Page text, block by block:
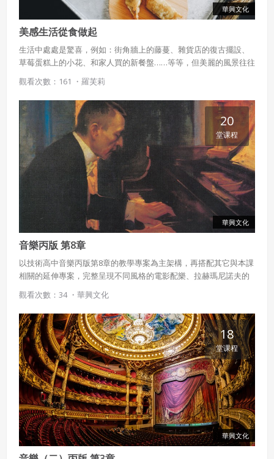
華興文化
美感生活從食做起
生活中處處是驚喜，例如：街角牆上的藤蔓、雜貨店的復古擺設、
草莓蛋糕上的小花、和家人買的新餐盤……等等，但美麗的風景往往
只留給願意放慢腳步觀察周遭的人，不過，要了解與體驗美並不困
難，從日常生活中的食物和擺盤開始，便能簡單上手！
觀看次數：161 ・ 羅芙莉
華興文化
20
堂课程
音樂丙版 第8章
以技術高中音樂丙版第8章的教學專案為主架構，再搭配其它與本課
相關的延伸專案，完整呈現不同風格的電影配樂、拉赫瑪尼諾夫的
鋼琴曲，以及黑膠唱片發展等豐富內容。
觀看次數：34 ・ 華興文化
華興文化
18
堂课程